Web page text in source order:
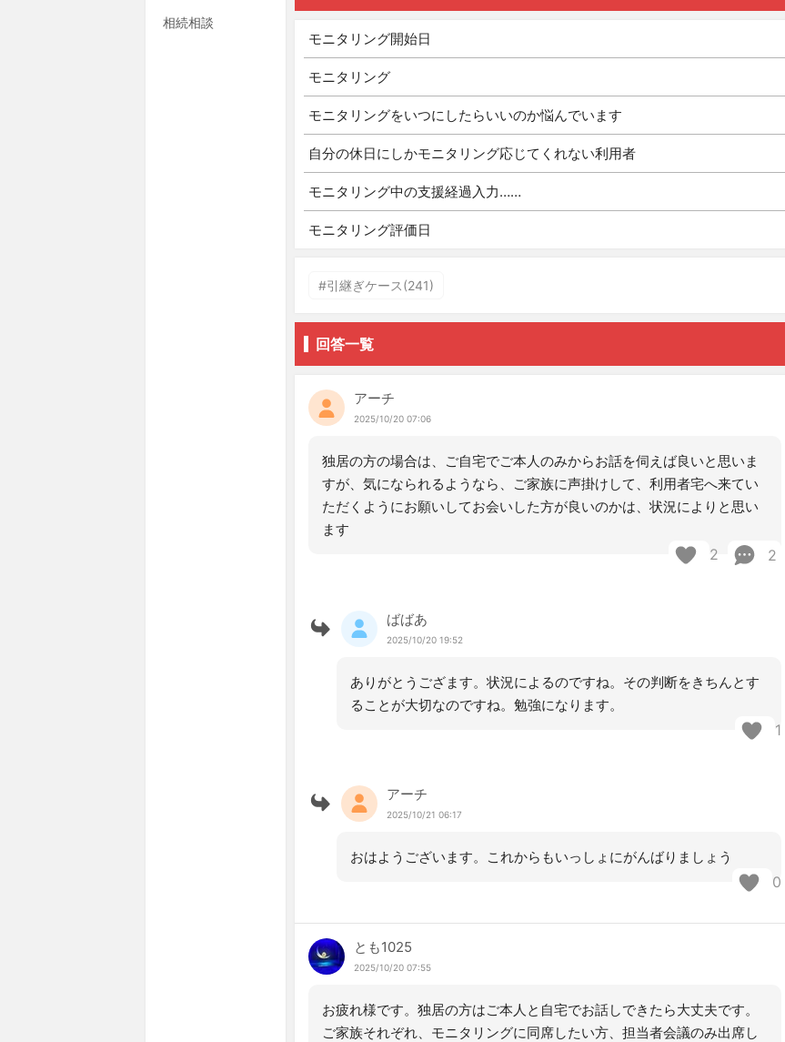
相続相談
モニタリング開始日
モニタリング
モニタリングをいつにしたらいいのか悩んでいます
自分の休日にしかモニタリング応じてくれない利用者
モニタリング中の支援経過入力……
モニタリング評価日
#引継ぎケース(241)
回答一覧
アーチ
2025/10/20 07:06
独居の方の場合は、ご自宅でご本人のみからお話を伺えば良いと思いま
すが、気になられるようなら、ご家族に声掛けして、利用者宅へ来てい
ただくようにお願いしてお会いした方が良いのかは、状況によりと思い
ます
2 2
ばばあ
2025/10/20 19:52
ありがとうござます。状況によるのですね。その判断をきちんとす
ることが大切なのですね。勉強になります。
1
アーチ
2025/10/21 06:17
おはようございます。これからもいっしょにがんばりましょう
0
とも1025
2025/10/20 07:55
お疲れ様です。独居の方はご本人と自宅でお話しできたら大丈夫です。
ご家族それぞれ、モニタリングに同席したい方、担当者会議のみ出席し